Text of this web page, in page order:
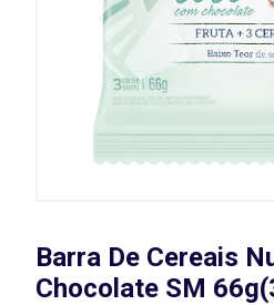
Barra De Cereais
Chocolate SM